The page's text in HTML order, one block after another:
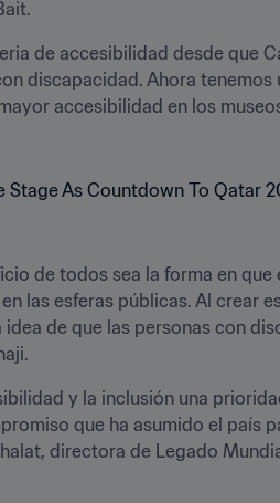
de accesibilidad desde que
discapacidad. Ahora
accesibilidad en los
de todos sea la forma en
las esferas públicas. Al crear
de que las personas con
y la inclusión una
que ha asumido el país
directora de Legado